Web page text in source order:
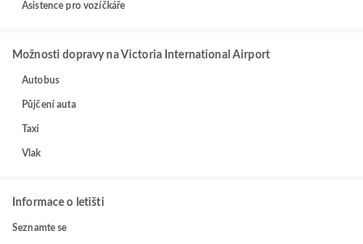
Asistence pro vozíčkáře
Možnosti dopravy na Victoria International Airport
Autobus
Půjčení auta
Taxi
Vlak
Informace o letišti
Seznamte se